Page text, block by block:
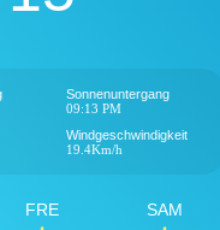
Sonnenuntergang
09:13 PM
Windgeschwindigkeit
19.4Km/h
FRE SAM